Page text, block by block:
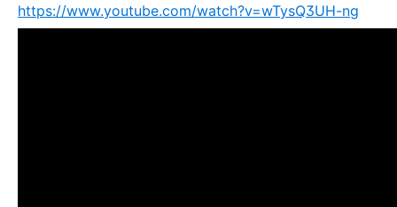
https://www.youtube.com/watch?v=wTysQ3UH-ng